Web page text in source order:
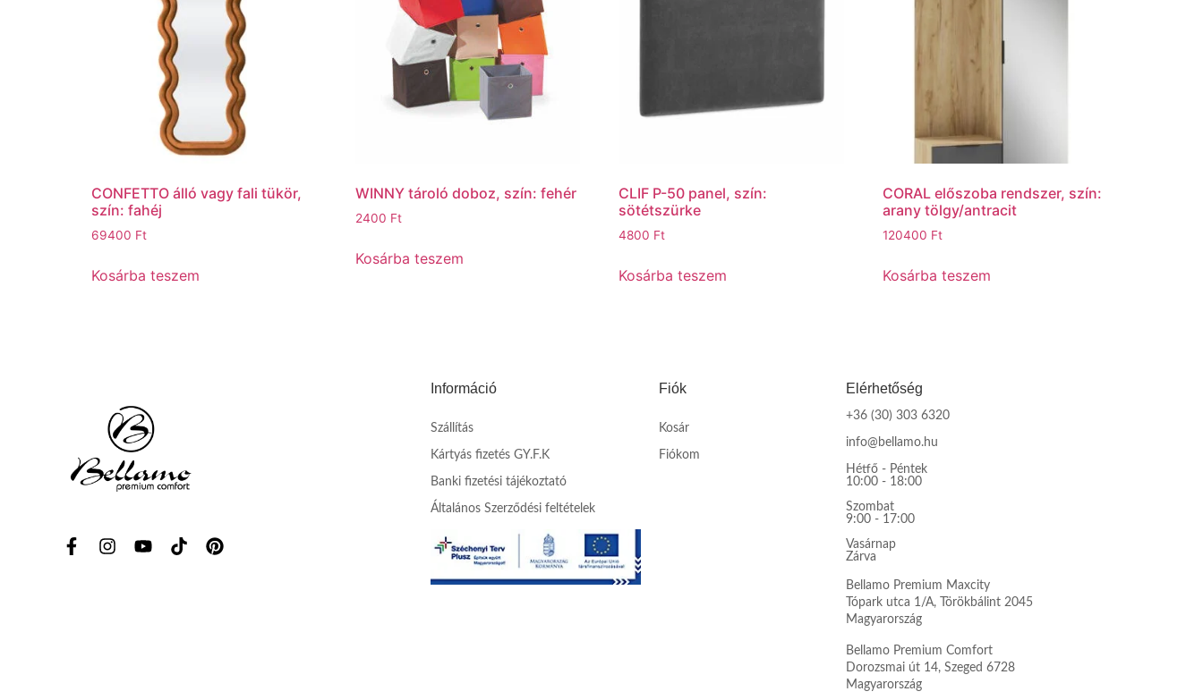
CONFETTO álló vagy fali tükör,
szín: fahéj
69400 Ft
Kosárba teszem
WINNY tároló doboz, szín: fehér
2400 Ft
Kosárba teszem
CLIF P-50 panel, szín:
sötétszürke
4800 Ft
Kosárba teszem
CORAL előszoba rendszer, szín:
arany tölgy/antracit
120400 Ft
Kosárba teszem
Információ
Szállítás
Kártyás fizetés GY.F.K
Banki fizetési tájékoztató
Általános Szerződési feltételek
Fiók
Kosár
Fiókom
Elérhetőség
+36 (30) 303 6320
info@bellamo.hu
Hétfő - Péntek
10:00 - 18:00
Szombat
9:00 - 17:00
Vasárnap
Zárva
Bellamo Premium Maxcity
Tópark utca 1/A, Törökbálint 2045
Magyarország
Bellamo Premium Comfort
Dorozsmai út 14, Szeged 6728
Magyarország